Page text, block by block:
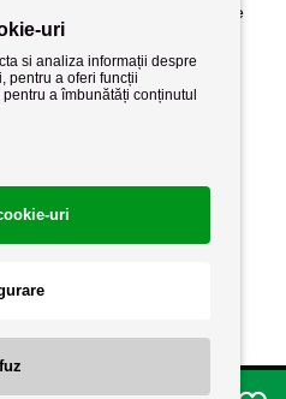
Politica de confidențialitate
Termeni si conditii
uri
si analiza informații despre
pentru a oferi funcții
a îmbunătăți conținutul
uri